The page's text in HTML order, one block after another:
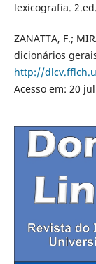
lexicografia.
ZANATTA, F.;
dicionários
http://
Acesso em: 20